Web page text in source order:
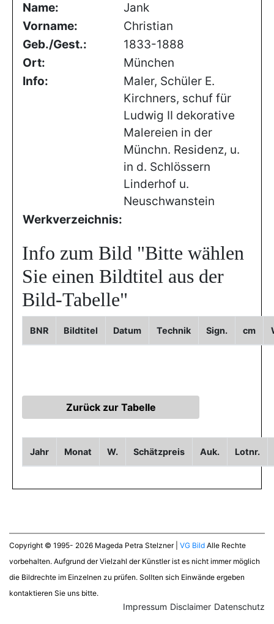
Name:
Jank
Vorname:
Christian
Geb./Gest.:
1833-1888
Ort:
München
Info:
Maler, Schüler E.
Kirchners, schuf für
Ludwig II dekorative
Malereien in der
Münchn. Residenz, u.
in d. Schlössern
Linderhof u.
Neuschwanstein
Werkverzeichnis:
Info zum Bild "Bitte wählen
Sie einen Bildtitel aus der
Bild-Tabelle"
BNR Bildtitel Datum Technik Sign. cm
Jahr Monat W. Schätzpreis Auk. Lotnr.
Copyright © 1995- 2026 Mageda Petra Stelzner | VG Bild Alle Rechte
vorbehalten. Aufgrund der Vielzahl der Künstler ist es nicht immer möglich
die Bildrechte im Einzelnen zu prüfen. Sollten sich Einwände ergeben
kontaktieren Sie uns bitte.
Datenschutz
Disclaimer
Impressum